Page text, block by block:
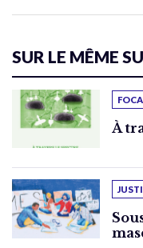
SUR LE MÊME
À